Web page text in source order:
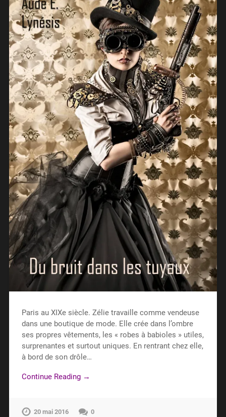
Paris au XIXe siècle. Zélie travaille comme vendeuse
dans une boutique de mode. Elle crée dans l’ombre
ses propres vêtements, les « robes à babioles » utiles,
surprenantes et surtout uniques. En rentrant chez elle,
à bord de son drôle…
Continue Reading →
20 mai 2016 0